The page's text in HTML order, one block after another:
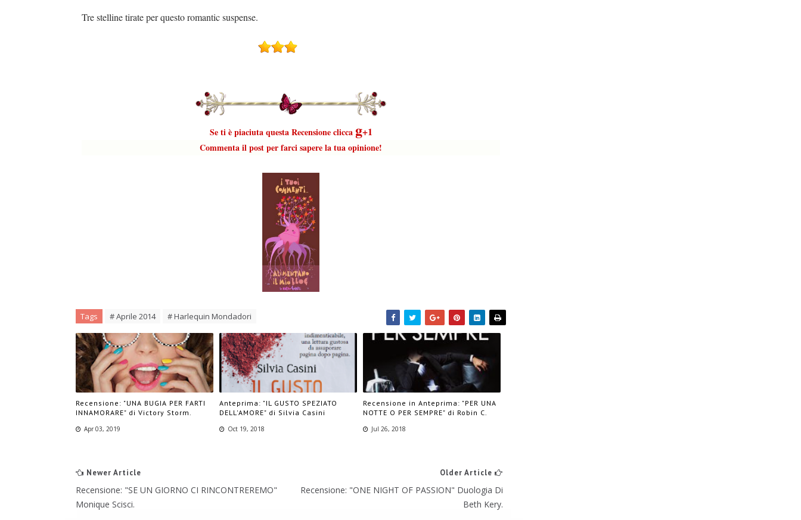
Tre stelline tirate per questo romantic suspense.
Se ti è piaciuta questa Recensione clicca g+1
Commenta il post per farci sapere la tua opinione!
Tags # Aprile 2014 # Harlequin Mondadori
Recensione: "UNA BUGIA PER FARTI
INNAMORARE" di Victory Storm.
Apr 03, 2019
Anteprima: "IL GUSTO SPEZIATO
DELL'AMORE" di Silvia Casini
Oct 19, 2018
Recensione in Anteprima: "PER UNA
NOTTE O PER SEMPRE" di Robin C.
Jul 26, 2018
Newer Article
Recensione: "SE UN GIORNO CI RINCONTREREMO"
Monique Scisci.
Older Article
Recensione: "ONE NIGHT OF PASSION" Duologia Di
Beth Kery.